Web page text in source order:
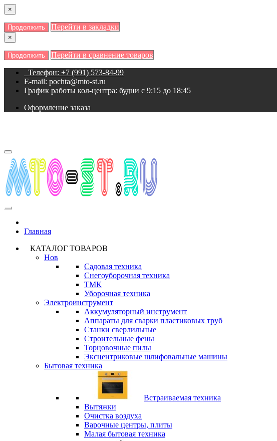
×
Продолжить Перейти в закладки
×
Продолжить Перейти в сравнение товаров
Телефон: +7 (991) 573-84-99
E-mail: pochta@mto-st.ru
График работы кол-центра: будни с 9:15 до 18:45
Оформление заказа
Главная
КАТАЛОГ ТОВАРОВ
Нов
Садовая техника
Снегоуборочная техника
ТМК
Уборочная техника
Электроинструмент
Аккумуляторный инструмент
Аппараты для сварки пластиковых труб
Станки сверлильные
Строительные фены
Торцовочные пилы
Эксцентриковые шлифовальные машины
Бытовая техника
Встраиваемая техника
Вытяжки
Очистка воздуха
Варочные центры, плиты
Малая бытовая техника